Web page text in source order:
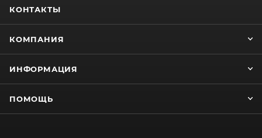
КОНТАКТЫ
КОМПАНИЯ
ИНФОРМАЦИЯ
ПОМОЩЬ